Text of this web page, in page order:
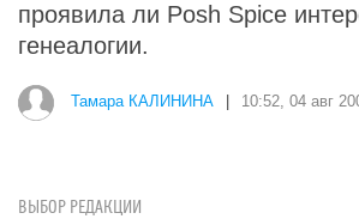
проявила ли Posh Spice
генеалогии.
Тамара КАЛИНИНА 10:52, 04 авг
ВЫБОР РЕДАКЦИИ